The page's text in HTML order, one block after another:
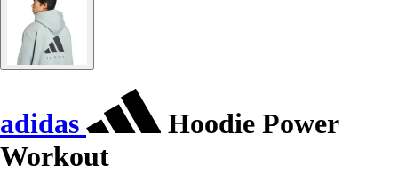
adidas
Hoodie Power
Workout